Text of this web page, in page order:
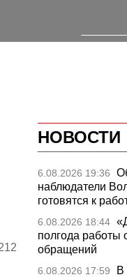
НОВОСТИ
6.08.2026 19:36
наблюдатели
готовятся к
6.08.2026 18:44
полгода работы
обращений
6.08.2026 17:59
В